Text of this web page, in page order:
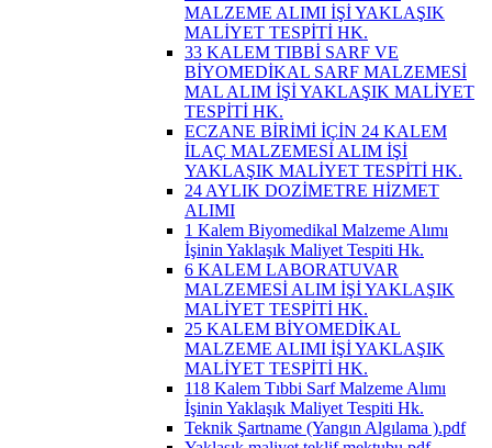
MALZEME ALIMI İŞİ YAKLAŞIK
MALİYET TESPİTİ HK.
33 KALEM TIBBİ SARF VE
BİYOMEDİKAL SARF MALZEMESİ
MAL ALIM İŞİ YAKLAŞIK MALİYET
TESPİTİ HK.
ECZANE BİRİMİ İÇİN 24 KALEM
İLAÇ MALZEMESİ ALIM İŞİ
YAKLAŞIK MALİYET TESPİTİ HK.
24 AYLIK DOZİMETRE HİZMET
ALIMI
1 Kalem Biyomedikal Malzeme Alımı
İşinin Yaklaşık Maliyet Tespiti Hk.
6 KALEM LABORATUVAR
MALZEMESİ ALIM İŞİ YAKLAŞIK
MALİYET TESPİTİ HK.
25 KALEM BİYOMEDİKAL
MALZEME ALIMI İŞİ YAKLAŞIK
MALİYET TESPİTİ HK.
118 Kalem Tıbbi Sarf Malzeme Alımı
İşinin Yaklaşık Maliyet Tespiti Hk.
Teknik Şartname (Yangın Algılama ).pdf